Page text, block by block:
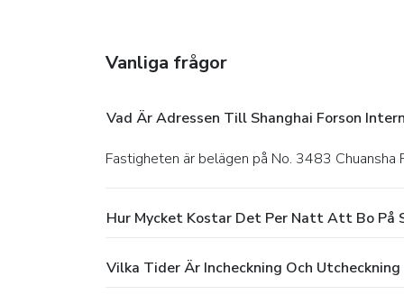
Vanliga frågor
Vad Är Adressen Till Shanghai Forson
Fastigheten är belägen på No. 3483 Chuansha
Hur Mycket Kostar Det Per Natt Att Bo På
Vilka Tider Är Incheckning Och